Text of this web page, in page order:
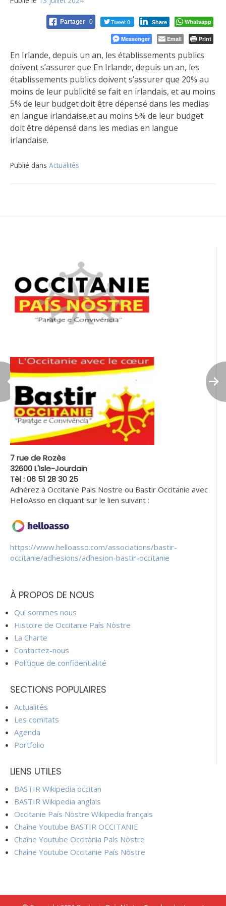
Partager 0 Tweet 0 Share Whatsapp
Messenger Email Print
En Irlande, depuis un an, les établissements publics
doivent s’assurer que En Irlande, depuis un an, les
établissements publics doivent s’assurer que 20% au
moins de leur publicité se fait en irlandais, et au moins
5% de leur budget doit être dépensé dans les medias
en langue irlandaise.et au moins 5% de leur budget
doit être dépensé dans les medias en langue
irlandaise.
Publié dans Actualités
7 rue de Rozès
32600 L'Isle-Jourdain
Tèl : 06 51 28 30 25
Adhérez à Occitanie Pais Nostre ou Bastir Occitanie avec
HelloAsso en cliquant sur le lien suivant :
https://www.helloasso.com/associations/bastir-
occitanie/adhesions/adhesion-bastir-occitanie
À PROPOS DE NOUS
Qui sommes nous
Histoire de Occitanie País Nòstre
La Charte
Contactez-nous
Politique de confidentialité
SECTIONS POPULAIRES
Actualités
Les comitats
Agenda
Portfolio
LIENS UTILES
BASTIR Wikipedia occitan
BASTIR Wikipedia anglais
Occitanie País Nòstre Wikipedia français
Chaîne Youtube BASTIR OCCITANIE
Chaîne Youtube Occitània País Nòstre
Chaîne Youtube Occitanie País Nòstre